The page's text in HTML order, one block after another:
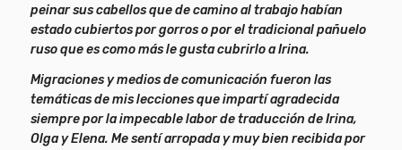
peinar sus cabellos que de camino al trabajo habían
estado cubiertos por gorros o por el tradicional pañuelo
ruso que es como más le gusta cubrirlo a Irina.
Migraciones y medios de comunicación fueron las
temáticas de mis lecciones que impartí agradecida
siempre por la impecable labor de traducción de Irina,
Olga y Elena. Me sentí arropada y muy bien recibida por